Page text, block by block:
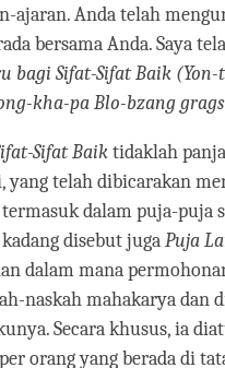
ajaran. Anda telah
bersama Anda. Saya
bagi Sifat-Sifat Baik
kha-pa Blo-bzang
Sifat Baiktidaklah
yang telah dibicarakan
dalam puja-puja
disebut jugaPuja
dalam mana
naskah mahakarya dan
Secara khusus, ia
orang yang berada di